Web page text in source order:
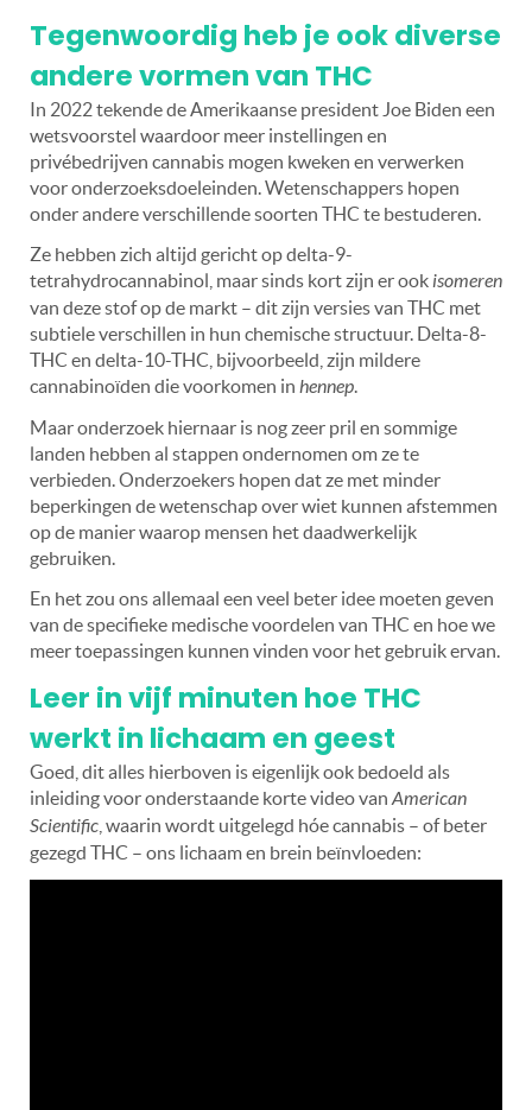
Tegenwoordig heb je ook diverse
andere vormen van THC
In 2022 tekende de Amerikaanse president Joe Biden een
wetsvoorstel waardoor meer instellingen en
privébedrijven cannabis mogen kweken en verwerken
voor onderzoeksdoeleinden. Wetenschappers hopen
onder andere verschillende soorten THC te bestuderen.
Ze hebben zich altijd gericht op delta-9-
tetrahydrocannabinol, maar sinds kort zijn er ookisomeren
van deze stof op de markt – dit zijn versies van THC met
subtiele verschillen in hun chemische structuur. Delta-8-
THC en delta-10-THC, bijvoorbeeld, zijn mildere
cannabinoïden die voorkomen in hennep.
Maar onderzoek hiernaar is nog zeer pril en sommige
landen hebben al stappen ondernomen om ze te
verbieden. Onderzoekers hopen dat ze met minder
beperkingen de wetenschap over wiet kunnen afstemmen
op de manier waarop mensen het daadwerkelijk
gebruiken.
En het zou ons allemaal een veel beter idee moeten geven
van de specifieke medische voordelen van THC en hoe we
meer toepassingen kunnen vinden voor het gebruik ervan.
Leer in vijf minuten hoe THC
werkt in lichaam en geest
Goed, dit alles hierboven is eigenlijk ook bedoeld als
inleiding voor onderstaande korte video van American
Scientific , waarin wordt uitgelegd hóe cannabis – of beter
gezegd THC – ons lichaam en brein beïnvloeden: